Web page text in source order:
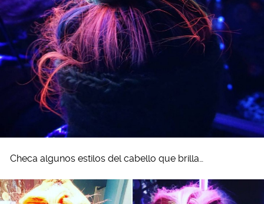
Checa algunos estilos del cabello que brilla…